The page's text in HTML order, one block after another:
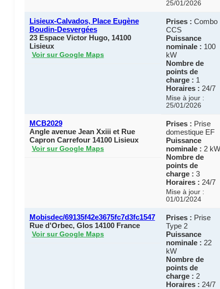
25/01/2026
Lisieux-Calvados, Place Eugène
Boudin-Desvergées
23 Espace Victor Hugo, 14100
Lisieux
Voir sur Google Maps
Prises : Combo
CCS
Puissance
nominale : 100
kW
Nombre de
points de
charge : 1
Horaires : 24/7
Mise à jour :
25/01/2026
MCB2029
Angle avenue Jean Xxiii et Rue
Capron Carrefour 14100 Lisieux
Voir sur Google Maps
Prises : Prise
domestique EF
Puissance
nominale : 2 kW
Nombre de
points de
charge : 3
Horaires : 24/7
Mise à jour :
01/01/2024
Mobisdec/69135f42e3675fc7d3fc1547
Rue d'Orbec, Glos 14100 France
Voir sur Google Maps
Prises : Prise
Type 2
Puissance
nominale : 22
kW
Nombre de
points de
charge : 2
Horaires : 24/7